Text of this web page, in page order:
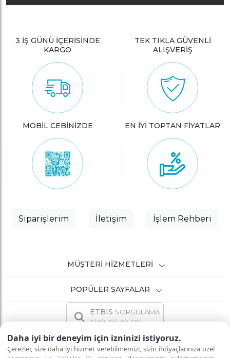
Daha iyi bir deneyim için izninizi istiyoruz.
Çerezler, size daha iyi hizmet verebilmemizi, sizin ihtiyaçlarınıza özel
3 İŞ GÜNÜ İÇERİSİNDE
KARGO
TEK TIKLA GÜVENLİ
ALIŞVERİŞ
MOBİL CEBİNİZDE EN İYİ TOPTAN FİYATLAR
Siparişlerim İletişim İşlem Rehberi
MÜŞTERI HIZMETLERI
POPÜLER SAYFALAR
ETBIS SORGULAMA
SİCİL BİLGİLERİ